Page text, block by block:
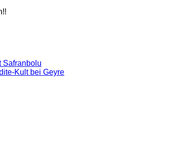
Safranbolu
Kult bei Geyre